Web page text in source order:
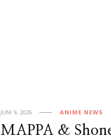
JUNI 9, 2026 ANIME NEWS
MAPPA &